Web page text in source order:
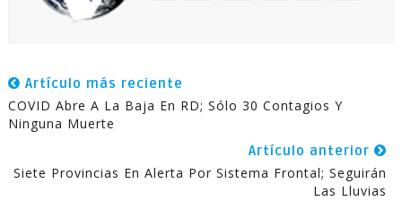
Artículo más reciente
COVID Abre A La Baja En RD; Sólo 30 Contagios Y
Ninguna Muerte
Artículo anterior
Siete Provincias En Alerta Por Sistema Frontal; Seguirán
Las Lluvias